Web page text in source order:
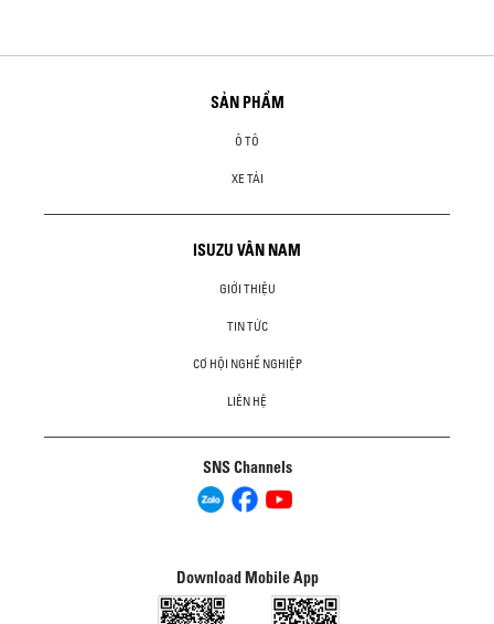
SẢN PHẨM
Ô TÔ
XE TẢI
ISUZU VÂN NAM
GIỚI THIỆU
TIN TỨC
CƠ HỘI NGHỀ NGHIỆP
LIÊN HỆ
SNS Channels
Download Mobile App